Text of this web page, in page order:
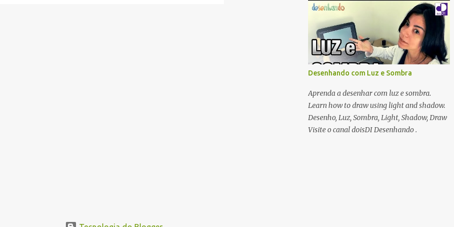
Desenhando com Luz e Sombra
Aprenda a desenhar com luz e sombra.
Learn how to draw using light and shadow.
Desenho, Luz, Sombra, Light, Shadow, Draw
Visite o canal doisDI Desenhando .